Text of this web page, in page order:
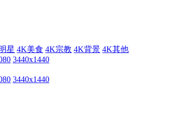
星 4K美食 4K宗教 4K背景 4K其他
3440x1440
3440x1440